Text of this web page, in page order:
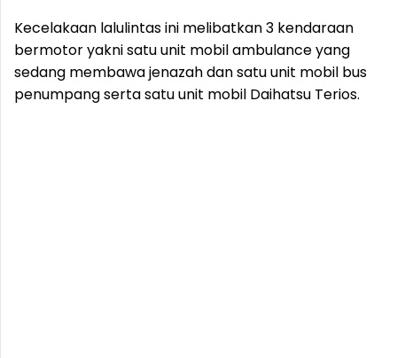
Kecelakaan lalulintas ini melibatkan 3 kendaraan
bermotor yakni satu unit mobil ambulance yang
sedang membawa jenazah dan satu unit mobil bus
penumpang serta satu unit mobil Daihatsu Terios.